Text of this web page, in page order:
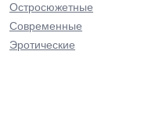
Остросюжетные
Современные
Эротические